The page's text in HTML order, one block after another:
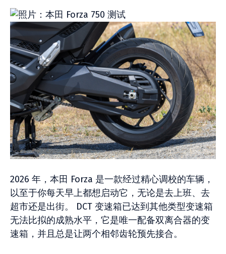
2026 年，本田 Forza 是一款经过精心调校的车辆，
以至于你每天早上都想启动它，无论是去上班、去
超市还是出街。 DCT 变速箱已达到其他类型变速箱
无法比拟的成熟水平，它是唯一配备双离合器的变
速箱，并且总是让两个相邻齿轮预先接合。